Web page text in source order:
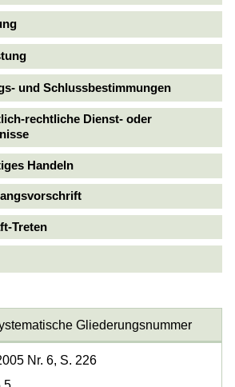
und Schlussbestimmungen
rechtliche Dienst- oder
Handeln
Treten
Gliederungsnummer
Nr. 6, S. 226